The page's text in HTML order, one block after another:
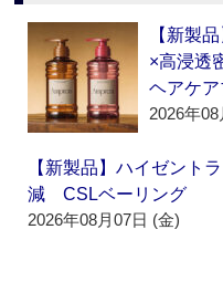
【新製
×高浸透
ヘアケ
2026年
【新製品】ハイゼント
減 CSLベーリング
2026年08月07日 (金)